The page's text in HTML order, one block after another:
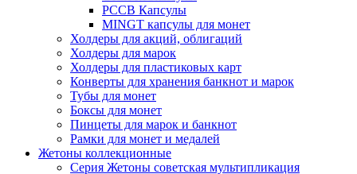
РССВ Капсулы
MINGT капсулы для монет
Холдеры для акций, облигаций
Холдеры для марок
Холдеры для пластиковых карт
Конверты для хранения банкнот и марок
Тубы для монет
Боксы для монет
Пинцеты для марок и банкнот
Рамки для монет и медалей
Жетоны коллекционные
Серия Жетоны советская мультипликация